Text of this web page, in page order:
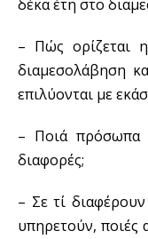
δέκα έτη στο
– Πώς ορίζεται
διαμεσολάβηση
επιλύονται με
– Ποιά πρόσωπα
διαφορές;
– Σε τί
υπηρετούν, ποιές